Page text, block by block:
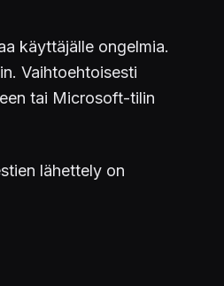
käyttäjälle ongelmia.
Vaihtoehtoisesti
tai Microsoft-tilin
lähettely on